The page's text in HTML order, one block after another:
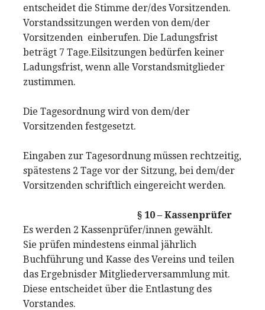
entscheidet die Stimme der/des Vorsitzenden.
Vorstandssitzungen werden von dem/der
Vorsitzenden einberufen. Die Ladungsfrist
beträgt 7 Tage.Eilsitzungen bedürfen keiner
Ladungsfrist, wenn alle Vorstandsmitglieder
zustimmen.
Die Tagesordnung wird von dem/der
Vorsitzenden festgesetzt.
Eingaben zur Tagesordnung müssen rechtzeitig,
spätestens 2 Tage vor der Sitzung, bei dem/der
Vorsitzenden schriftlich eingereicht werden.
§ 10 – Kassenprüfer
Es werden 2 Kassenprüfer/innen gewählt.
Sie prüfen mindestens einmal jährlich
Buchführung und Kasse des Vereins und teilen
das Ergebnisder Mitgliederversammlung mit.
Diese entscheidet über die Entlastung des
Vorstandes.